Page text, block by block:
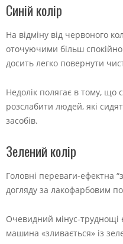
Синій колір
На відміну від червоного
оточуючими більш
досить легко повернути
Недолік полягає в тому, що
розслабити людей, які
засобів.
Зелений колір
Головні переваги-ефектна
догляду за лакофарбовим
Очевидний мінус-труднощі
машина «зливається» із